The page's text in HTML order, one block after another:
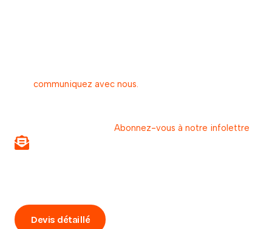
communiquez avec nous.
Abonnez-vous à notre infolettre
Devis détaillé